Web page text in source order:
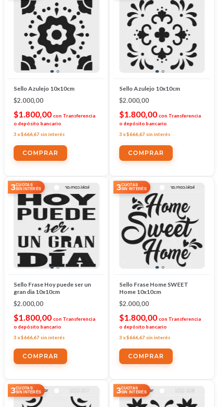
Sello Azulejo 10x10cm
$2.000,00
$1.800,00 con Transferencia
o depósito bancario
3 x$666,67 sin interés
Sello Azulejo 10x10cm
$2.000,00
$1.800,00 con Transferencia
o depósito bancario
3 x$666,67 sin interés
3CUOTAS
SIN INTERÉS
Sello Frase Hoy puede ser un
gran dia 10x10cm
$2.000,00
$1.800,00 con Transferencia
o depósito bancario
3 x$666,67 sin interés
3CUOTAS
SIN INTERÉS
Sello Frase Home SWEET
Home 10x10cm
$2.000,00
$1.800,00 con Transferencia
o depósito bancario
3 x$666,67 sin interés
3CUOTAS
SIN INTERÉS
3CUOTAS
SIN INTERÉS